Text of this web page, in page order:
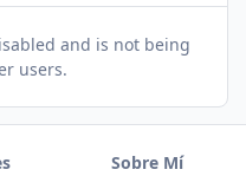
and is not being
users.
Sobre Mí